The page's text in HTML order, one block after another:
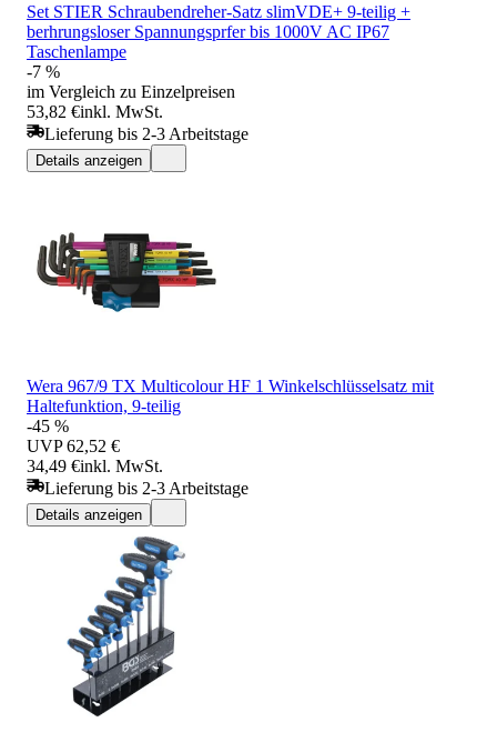
Set STIER Schraubendreher-Satz slimVDE+ 9-teilig +
berhrungsloser Spannungsprfer bis 1000V AC IP67
Taschenlampe
-7 %
im Vergleich zu Einzelpreisen
53,82 €inkl. MwSt.
Lieferung bis 2-3 Arbeitstage
Details anzeigen
Wera 967/9 TX Multicolour HF 1 Winkelschlüsselsatz mit
Haltefunktion, 9-teilig
-45 %
UVP 62,52 €
34,49 €inkl. MwSt.
Lieferung bis 2-3 Arbeitstage
Details anzeigen